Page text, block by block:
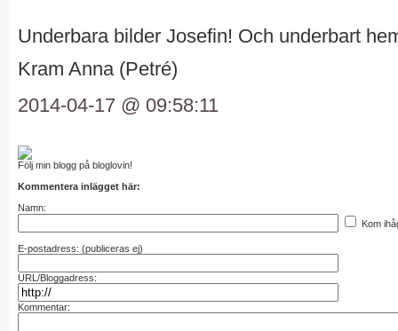
Underbara bilder Josefin! Och underbart
Kram Anna (Petré)
2014-04-17 @ 09:58:11
Följ min blogg på bloglovin!
Kommentera inlägget här:
Namn:
Kom
E-postadress: (publiceras ej)
URL/Bloggadress:
Kommentar: